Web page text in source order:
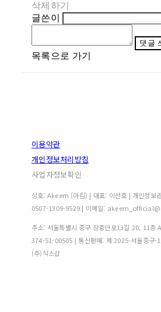
삭제하기
글쓴이
댓글
목록으로 가기
이용약관
개인정보처리방침
사업자정보확인
상호: Akeem (아킴) | 대표: 이선호 | 개인정보
0507-1309-9529 | 이메일:
주소: 서울특별시 중구 장충단로13길 20, 11층
374-51-00505 | 통신판매: 제 2025-서울중구-
(주)식스샵